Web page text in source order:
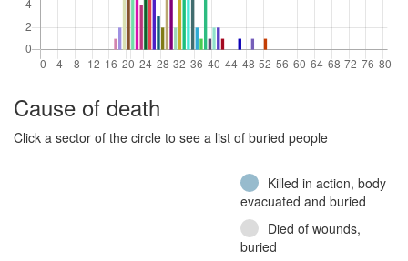
Jalkaväkirykmentti 1,
(Continuation War)
Jalkaväkirykmentti 2,
Jalkaväkirykmentti
43, 3. komppania
Other
Cause of death
Click a sector of the circle to see a list of buried people
Killed in action, body
evacuated and buried
Died of wounds,
buried